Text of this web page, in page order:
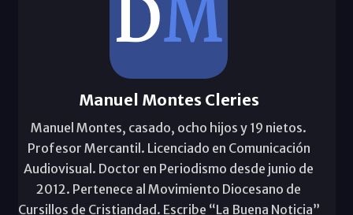
Manuel Montes Cleries
Manuel Montes, casado, ocho hijos y 19 nietos.
Profesor Mercantil. Licenciado en Comunicación
Audiovisual. Doctor en Periodismo desde junio de
2012. Pertenece al Movimiento Diocesano de
Cursillos de Cristiandad. Escribe “La Buena Noticia”